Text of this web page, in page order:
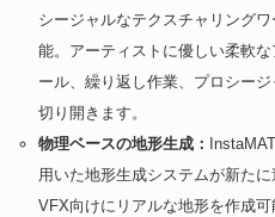
シージャルなテクスチャリング
能。アーティストに優しい柔軟
ール、繰り返し作業、プロシー
切り開きます。
物理ベースの地形生成：
用いた地形生成システムが新た
VFX向けにリアルな地形を作成